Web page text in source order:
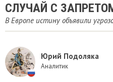
СЛУЧАЙ С
В Европе истину объявили
Юрий Подоляка
Аналитик